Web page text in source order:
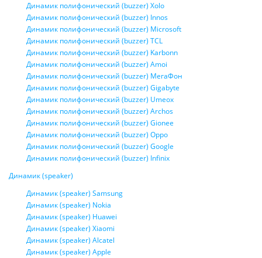
Динамик полифонический (buzzer) Xolo
Динамик полифонический (buzzer) Innos
Динамик полифонический (buzzer) Microsoft
Динамик полифонический (buzzer) TCL
Динамик полифонический (buzzer) Karbonn
Динамик полифонический (buzzer) Amoi
Динамик полифонический (buzzer) МегаФон
Динамик полифонический (buzzer) Gigabyte
Динамик полифонический (buzzer) Umeox
Динамик полифонический (buzzer) Archos
Динамик полифонический (buzzer) Gionee
Динамик полифонический (buzzer) Oppo
Динамик полифонический (buzzer) Google
Динамик полифонический (buzzer) Infinix
Динамик (speaker)
Динамик (speaker) Samsung
Динамик (speaker) Nokia
Динамик (speaker) Huawei
Динамик (speaker) Xiaomi
Динамик (speaker) Alcatel
Динамик (speaker) Apple